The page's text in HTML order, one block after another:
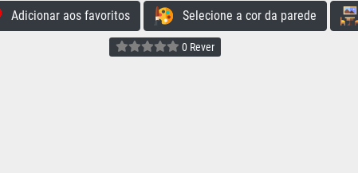
Adicionar aos favoritos Selecione a cor da parede
0 Rever